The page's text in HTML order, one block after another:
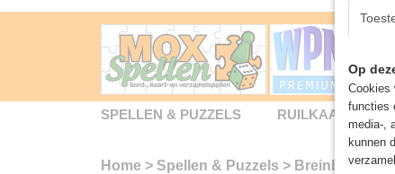
SPELLEN & PUZZELS RUILKAARTEN
Home > Spellen & Puzzels > Breinbrekers
Op
Cookies
functies
media-,
kunnen